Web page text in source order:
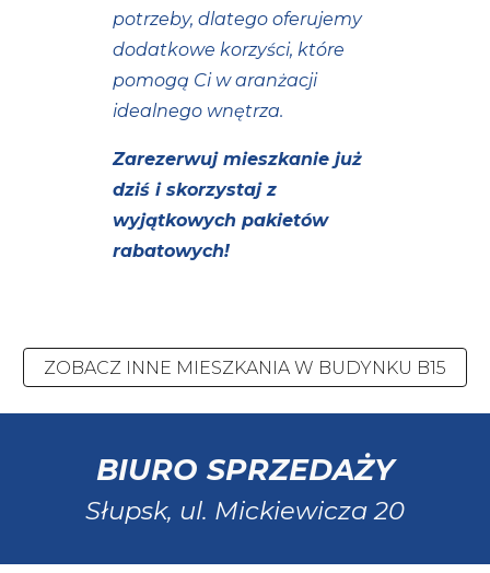
potrzeby, dlatego oferujemy
dodatkowe korzyści, które
pomogą Ci w aranżacji
idealnego wnętrza.
Zarezerwuj mieszkanie już
dziś i skorzystaj z
wyjątkowych pakietów
rabatowych!
ZOBACZ INNE MIESZKANIA W BUDYNKU B15
BIURO SPRZEDAŻY
Słupsk, ul. Mickiewicza 20